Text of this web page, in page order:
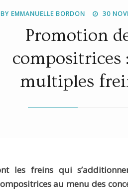
BY EMMANUELLE BORDON
POSTED
30
Promotion
compositrices
multiples
les freins qui
au menu des